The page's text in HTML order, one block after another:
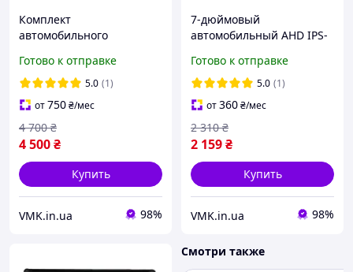
Комплект
автомобильного
монитор + 2 AHD камеры
+ кабели
Готово к отправке
5.0 (1)
от750₴/мес
4 500₴
4 700 ₴
Купить
VMK.in.ua 98%
7-дюймовый
автомобильный AHD IPS-
грузовиков
Готово к отправке
5.0 (1)
от360₴/мес
2 159₴
2 310 ₴
Купить
VMK.in.ua 98%
Смотри также